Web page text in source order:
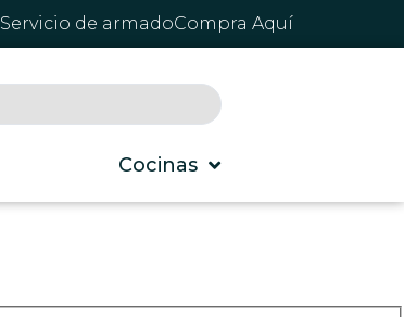
Servicio de armadoCompra Aquí
Cocinas